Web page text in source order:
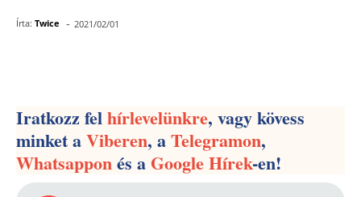
Írta: Twice - 2021/02/01
Iratkozz felhírlevelünkre, vagy kövess
minket aViberen, aTelegramon,
Whatsapponés aGoogle Hírek-en!